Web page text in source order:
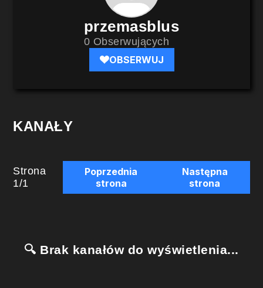
przemasblus
0 Obserwujących
OBSERWUJ
KANAŁY
Strona
1/1
Poprzednia
strona
Następna
strona
🔍 Brak kanałów do wyświetlenia...